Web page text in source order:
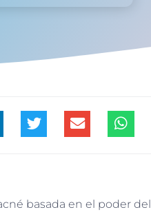
basada en el poder del